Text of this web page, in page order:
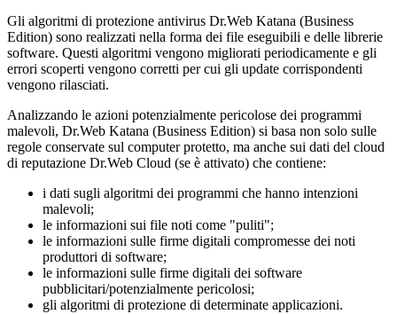
Gli algoritmi di protezione antivirus Dr.Web Katana (Business
Edition) sono realizzati nella forma dei file eseguibili e delle librerie
software. Questi algoritmi vengono migliorati periodicamente e gli
errori scoperti vengono corretti per cui gli update corrispondenti
vengono rilasciati.
Analizzando le azioni potenzialmente pericolose dei programmi
malevoli, Dr.Web Katana (Business Edition) si basa non solo sulle
regole conservate sul computer protetto, ma anche sui dati del cloud
di reputazione Dr.Web Cloud (se è attivato) che contiene:
i dati sugli algoritmi dei programmi che hanno intenzioni
malevoli;
le informazioni sui file noti come "puliti";
le informazioni sulle firme digitali compromesse dei noti
produttori di software;
le informazioni sulle firme digitali dei software
pubblicitari/potenzialmente pericolosi;
gli algoritmi di protezione di determinate applicazioni.